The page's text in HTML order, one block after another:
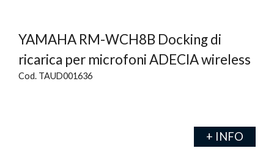
YAMAHA RM-WCH8B Docking di
ricarica per microfoni ADECIA wireless
Cod. TAUD001636
+ INFO